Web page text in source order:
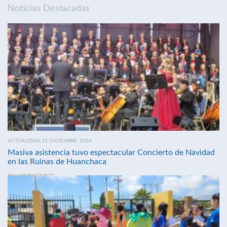
Noticias Destacadas
ACTUALIDAD 21 DICIEMBRE, 2024
Masiva asistencia tuvo espectacular Concierto de Navidad
en las Ruinas de Huanchaca
SIN COMENTARIOS